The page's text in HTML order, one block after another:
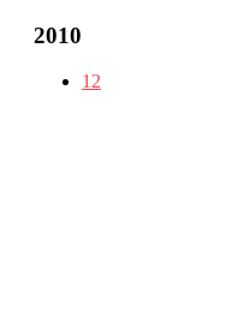
2010
12